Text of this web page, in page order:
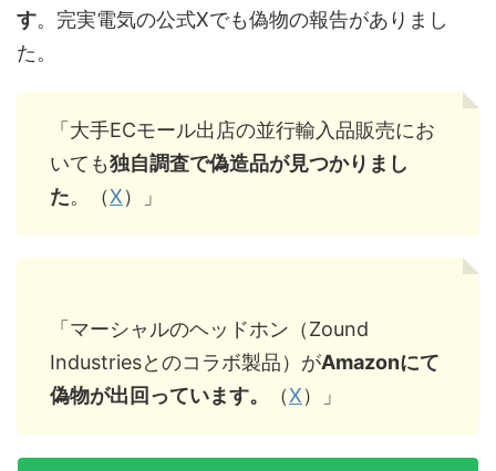
す。完実電気の公式Xでも偽物の報告がありまし
た。
「大手ECモール出店の並行輸入品販売にお
いても独自調査で偽造品が見つかりまし
た。（X）」
「マーシャルのヘッドホン（Zound
Industriesとのコラボ製品）がAmazonにて
偽物が出回っています。
（X）」